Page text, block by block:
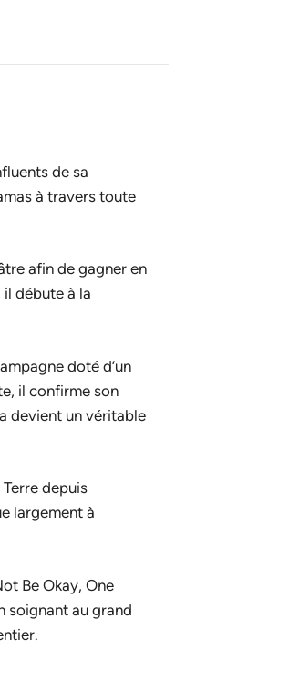
de sa
à travers toute
afin de gagner en
débute à la
doté d’un
il confirme son
devient un véritable
depuis
largement à
Be Okay, One
soignant au grand